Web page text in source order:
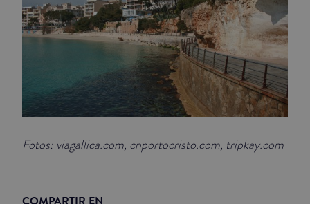
Fotos: viagallica.com, cnportocristo.com, tripkay.com